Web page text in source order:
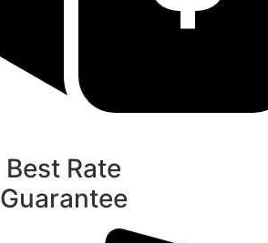
Best Rate
Guarantee